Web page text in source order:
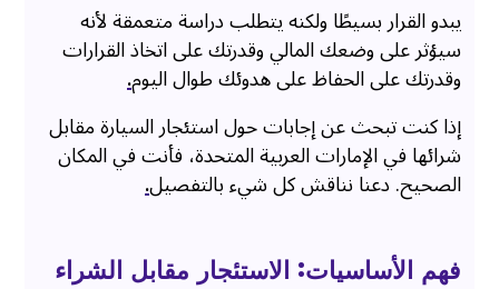
يبدو القرار بسيطًا ولكنه يتطلب دراسة متعمقة لأنه
سيؤثر على وضعك المالي وقدرتك على اتخاذ القرارات
وقدرتك على الحفاظ على هدوئك طوال اليوم.
إذا كنت تبحث عن إجابات حول استئجار السيارة مقابل
شرائها في الإمارات العربية المتحدة، فأنت في المكان
الصحيح. دعنا نناقش كل شيء بالتفصيل.
فهم الأساسيات: الاستئجار مقابل الشراء